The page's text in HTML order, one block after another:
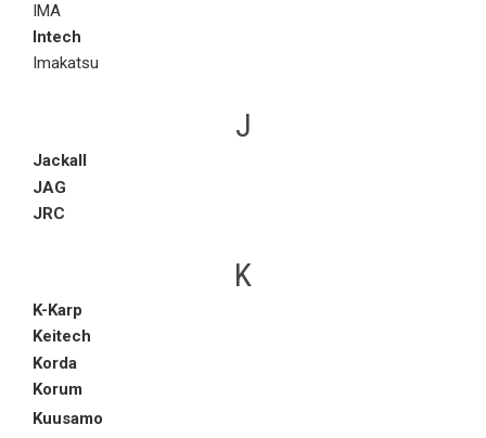
IMA
Intech
Imakatsu
J
Jackall
JAG
JRC
K
K-Karp
Keitech
Korda
Korum
Kuusamo